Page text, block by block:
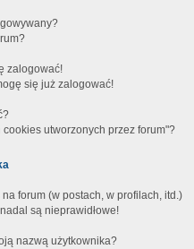
zalogować!
się już zalogować!
utworzonych przez forum"?
forum (w postach, w profilach, itd.)
są nieprawidłowe!
nazwą użytkownika?